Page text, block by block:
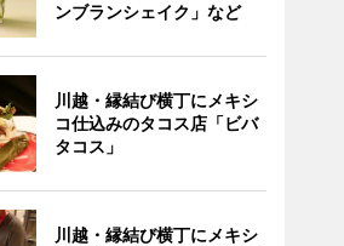
ンブランシェイク」など
川越・縁結び横丁にメキシ
コ仕込みのタコス店「ビバ
タコス」
川越・縁結び横丁にメキシ